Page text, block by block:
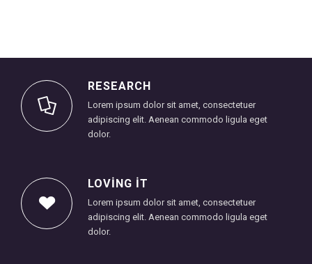
RESEARCH
Lorem ipsum dolor sit amet, consectetuer
adipiscing elit. Aenean commodo ligula eget
dolor.
LOVING IT
Lorem ipsum dolor sit amet, consectetuer
adipiscing elit. Aenean commodo ligula eget
dolor.